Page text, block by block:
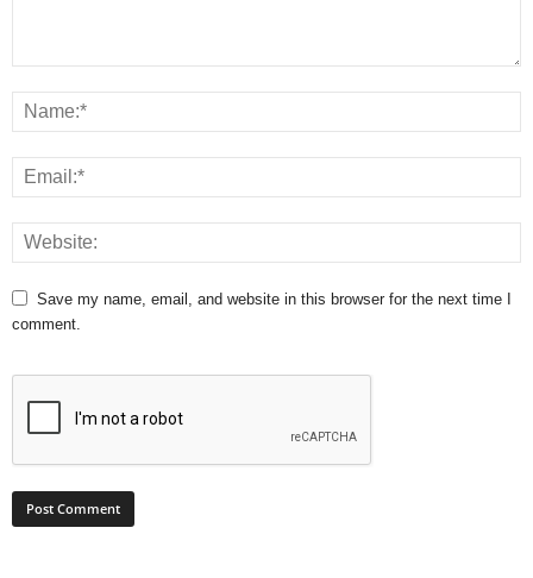
Save my name, email, and website in this browser for the next time I
comment.